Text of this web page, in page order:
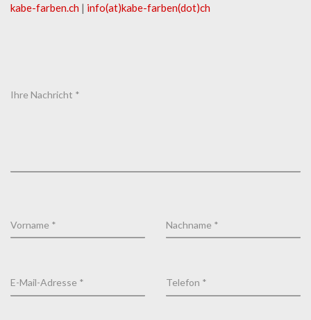
kabe-​farben.ch | info(at)kabe-​farben(dot)ch